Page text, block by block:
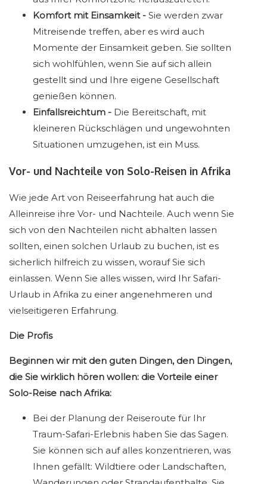
Komfort mit Einsamkeit - Sie werden zwar
Mitreisende treffen, aber es wird auch
Momente der Einsamkeit geben. Sie sollten
sich wohlfühlen, wenn Sie auf sich allein
gestellt sind und Ihre eigene Gesellschaft
genießen können.
Einfallsreichtum - Die Bereitschaft, mit
kleineren Rückschlägen und ungewohnten
Situationen umzugehen, ist ein Muss.
Vor- und Nachteile von Solo-Reisen in Afrika
Wie jede Art von Reiseerfahrung hat auch die
Alleinreise ihre Vor- und Nachteile. Auch wenn Sie
sich von den Nachteilen nicht abhalten lassen
sollten, einen solchen Urlaub zu buchen, ist es
sicherlich hilfreich zu wissen, worauf Sie sich
einlassen. Wenn Sie alles wissen, wird Ihr Safari-
Urlaub in Afrika zu einer angenehmeren und
vielseitigeren Erfahrung.
Die Profis
Beginnen wir mit den guten Dingen, den Dingen,
die Sie wirklich hören wollen: die Vorteile einer
Solo-Reise nach Afrika:
Bei der Planung der Reiseroute für Ihr
Traum-Safari-Erlebnis haben Sie das Sagen.
Sie können sich auf alles konzentrieren, was
Ihnen gefällt: Wildtiere oder Landschaften,